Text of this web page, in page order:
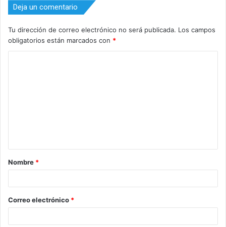
Deja un comentario
Tu dirección de correo electrónico no será publicada. Los campos
obligatorios están marcados con *
a
r
*
Nombre *
Correo electrónico *